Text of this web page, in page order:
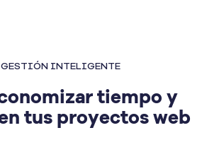
GESTIÓN INTELIGENTE
tiempo y
tus proyectos web